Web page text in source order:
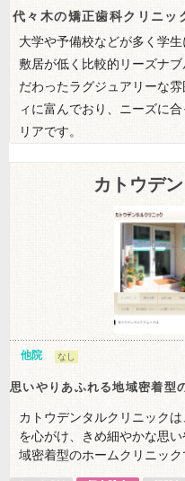
代々木の矯正歯科クリニッ
大学や予備校などが多く学
敷居が低く比較的リーズナ
だわったラグジュアリーな
ィに富んでおり、ニーズに
リアです。
カトウデ
他院 なし
思いやりあふれる地域密着型
カトウデンタルクリニック
を心がけ、きめ細やかな思
域密着型のホームクリニック